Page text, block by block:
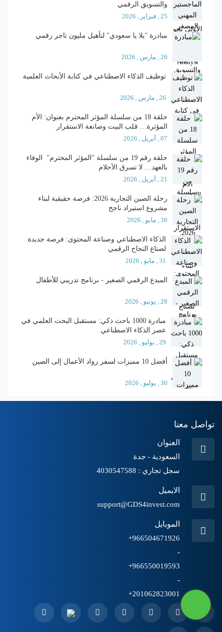
والتسويق الرقمي
25 , فبراير , 2026
مبادرة "يلا يا سعودي" لتأهيل مليون تاجر رقمي
26 , مارس , 2026
توظيف الذكاء الاصطناعي في كتابة الأبحاث العلمية
26 , مارس , 2026
حلقة 18 من سلسلة المؤثر المحترم بعنوان: الأم
المؤثرة… قلب البيت وصانعة الاستقرار
07 , أبريل , 2026
حلقة رقم 19 من سلسلة "المؤثر المحترم" الوفاء
بالعهد… لا تسرق الأحلام
21 , أبريل , 2026
رحلة الصين التجارية 2026: فرصة حقيقية لبناء
مشروع استيراد ناجح
30 , مايو , 2026
الذكاء الاصطناعي وصناعة المحتوى: فرصة جديدة
لصناع النجاح الرقمي
31 , مايو , 2026
المبدع الرقمي الصغير - برنامج تدريبي للأطفال
28 , يونيو , 2026
مبادرة 1000 باحث ذكي: مستقبل البحث العلمي في
عصر الذكاء الاصطناعي
29 , يوليو , 2026
أفضل 10 مميزات لسفر رواد الأعمال إلى الصين
30 , يوليو , 2026
تواصل معنا
العنوان
السعودية - جدة
سجل تجاري : 4030547588
الايميل
support@GDS4invest.com
الموبايل
966504671926+
-
966550019593+
-
201062823001+